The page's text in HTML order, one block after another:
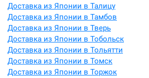
Доставка из Японии в Талицу
Доставка из Японии в Тамбов
Доставка из Японии в Тверь
Доставка из Японии в Тобольск
Доставка из Японии в Тольятти
Доставка из Японии в Томск
Доставка из Японии в Торжок